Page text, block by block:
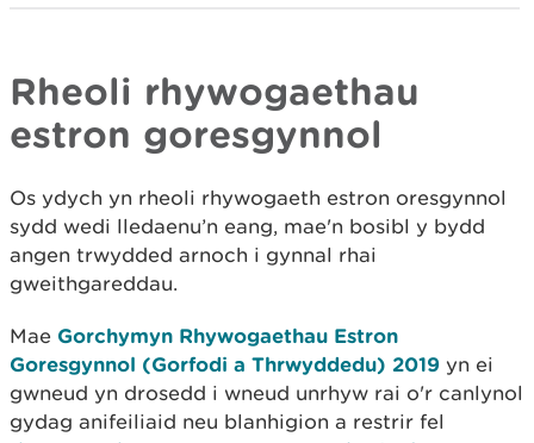
Rheoli rhywogaethau
estron goresgynnol
Os ydych yn rheoli rhywogaeth estron oresgynnol
sydd wedi lledaenu’n eang, mae'n bosibl y bydd
angen trwydded arnoch i gynnal rhai
gweithgareddau.
Mae Gorchymyn Rhywogaethau Estron
Goresgynnol (Gorfodi a Thrwyddedu) 2019 yn ei
gwneud yn drosedd i wneud unrhyw rai o'r canlynol
gydag anifeiliaid neu blanhigion a restrir fel